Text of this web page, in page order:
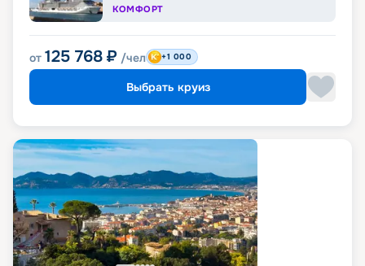
КОМФОРТ
от 125 768 ₽ /чел +1 000
Выбрать круиз